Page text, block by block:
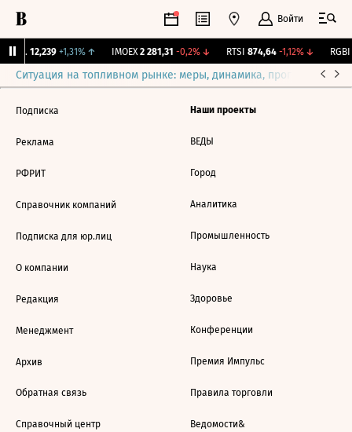
Войти
12,239 +1,31%↑ IMOEX 2 281,31 -0,2%↓ RTSI 874,64 -1,12%↓ RGBI
Ситуация на топливном рынке: меры, динамика, прогнозы
Подписка
Реклама
РФРИТ
Справочник компаний
Подписка для юр.лиц
О компании
Редакция
Менеджмент
Архив
Обратная связь
Справочный центр
Наши проекты
ВЕДЫ
Город
Аналитика
Промышленность
Наука
Здоровье
Конференции
Премия Импульс
Правила торговли
Ведомости&